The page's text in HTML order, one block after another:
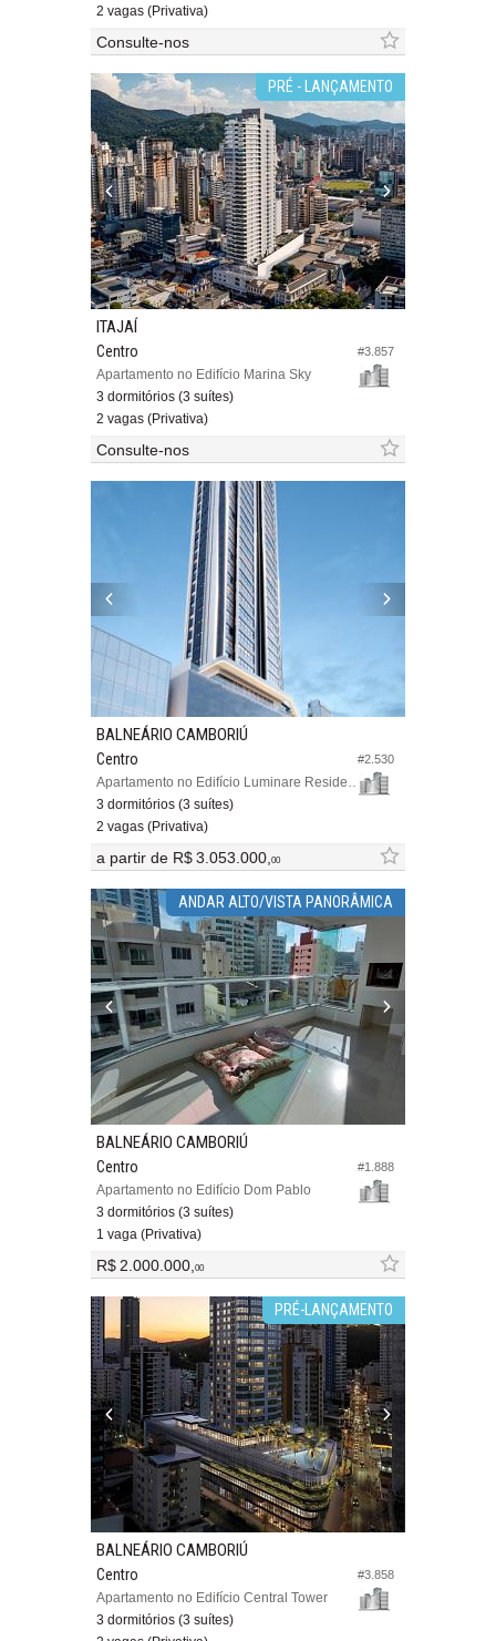
2 vagas (Privativa)
Consulte-nos
PRÉ - LANÇAMENTO
#3.857
ITAJAÍ
Centro
Apartamento no Edifício Marina Sky
3 dormitórios (3 suítes)
2 vagas (Privativa)
Consulte-nos
#2.530
BALNEÁRIO CAMBORIÚ
Centro
Apartamento no Edifício Luminare Residencial
3 dormitórios (3 suítes)
2 vagas (Privativa)
a partir de R$ 3.053.000,00
ANDAR ALTO/VISTA PANORÂMICA
#1.888
BALNEÁRIO CAMBORIÚ
Centro
Apartamento no Edifício Dom Pablo
3 dormitórios (3 suítes)
1 vaga (Privativa)
R$ 2.000.000,00
PRÉ-LANÇAMENTO
#3.858
BALNEÁRIO CAMBORIÚ
Centro
Apartamento no Edifício Central Tower
3 dormitórios (3 suítes)